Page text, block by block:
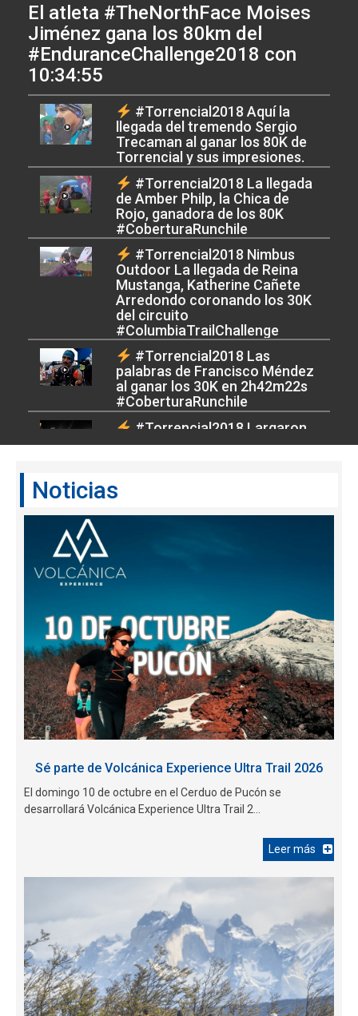
El atleta #TheNorthFace Moises
Jiménez gana los 80km del
#EnduranceChallenge2018 con
10:34:55
#Torrencial2018 Aquí la
llegada del tremendo Sergio
Trecaman al ganar los 80K de
Torrencial y sus impresiones.
#Torrencial2018 La llegada
de Amber Philp, la Chica de
Rojo, ganadora de los 80K
#CoberturaRunchile
#Torrencial2018 Nimbus
Outdoor La llegada de Reina
Mustanga, Katherine Cañete
Arredondo coronando los 30K
del circuito
#ColumbiaTrailChallenge
#Torrencial2018 Las
palabras de Francisco Méndez
al ganar los 30K en 2h42m22s
#CoberturaRunchile
#Torrencial2018 Largaron
los 45K de Torrencial Valdivia.
Conversamos con Vero Bravo
fecha del #ColumbiaChallenge
#CoberturaRunchile
#Torrencial2018 Úultima
largada del día y es el turno de
los 11K ¡Éxito muchachos!
#CoberturaRunchile
#Torrencial2018 Revisa la
masiva largada de los 18K en el
primer día de Torrencial!
#CoberturaRunchile
Noticias
Sé parte de Volcánica Experience Ultra Trail 2026
El domingo 10 de octubre en el Cerduo de Pucón se
desarrollará Volcánica Experience Ultra Trail 2...
Leer más